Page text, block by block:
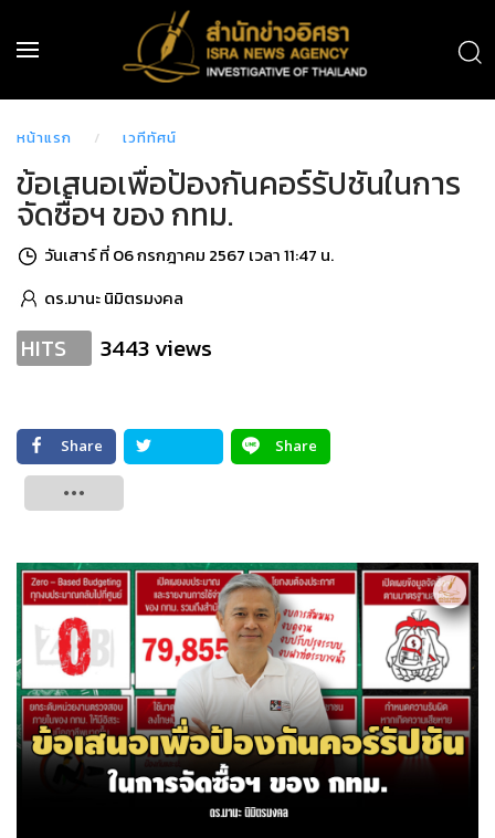
หน้าแรก เวทีทัศน์
ข้อเสนอเพื่อป้องกันคอร์รัปชันในการ
จัดซื้อฯ ของ กทม.
วันเสาร์ ที่ 06 กรกฎาคม 2567 เวลา 11:47 น.
ดร.มานะ นิมิตรมงคล
HITS 3443 views
Share
Share